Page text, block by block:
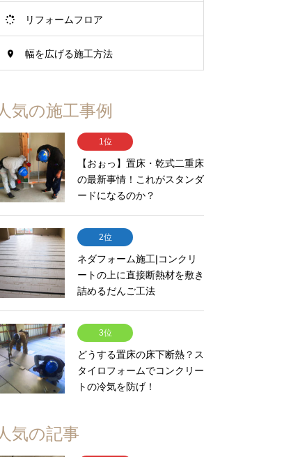
リフォームフロア
幅を広げる施工方法
気の施工事例
1位
【おぉっ】置床・乾式二重床
の最新事情！これがスタンダ
ードになるのか？
2位
ネダフォーム施工|コンクリ
ートの上に直接断熱材を敷き
詰めるだんご工法
3位
どうする置床の床下断熱？ス
タイロフォームでコンクリー
トの冷気を防げ！
気の記事